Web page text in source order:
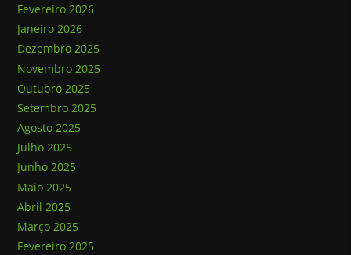
Fevereiro 2026
Janeiro 2026
Dezembro 2025
Novembro 2025
Outubro 2025
Setembro 2025
Agosto 2025
Julho 2025
Junho 2025
Maio 2025
Abril 2025
Março 2025
Fevereiro 2025